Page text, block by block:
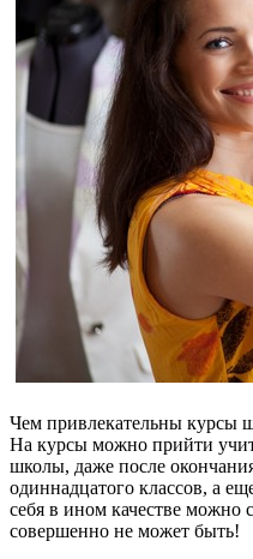
Чем привлекательны курсы
На курсы можно прийти
школы, даже после
одиннадцатого классов, а
себя в ином качестве можно
совершенно не может быть!